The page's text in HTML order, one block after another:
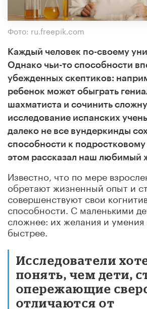
Фото: ru.freepik.com
Каждый человек по-своему
Однако чьи-то способности
убежденных скептиков:
ребенок может обыграть
шахматиста и сочинить
исследование испанских
далеко не все вундеркинды
способности к
этом рассказал наш любимый
Известно, что по мере
обретают жизненный опыт и
совершенствуют свои
способности. С маленькими
сложнее: их желания и
быстрее.
Исследователи
понять, чем дети,
опережающие
отличаются от